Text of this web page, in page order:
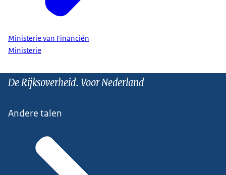
Ministerie van Financiën
Ministerie
De Rijksoverheid. Voor Nederland
Andere talen